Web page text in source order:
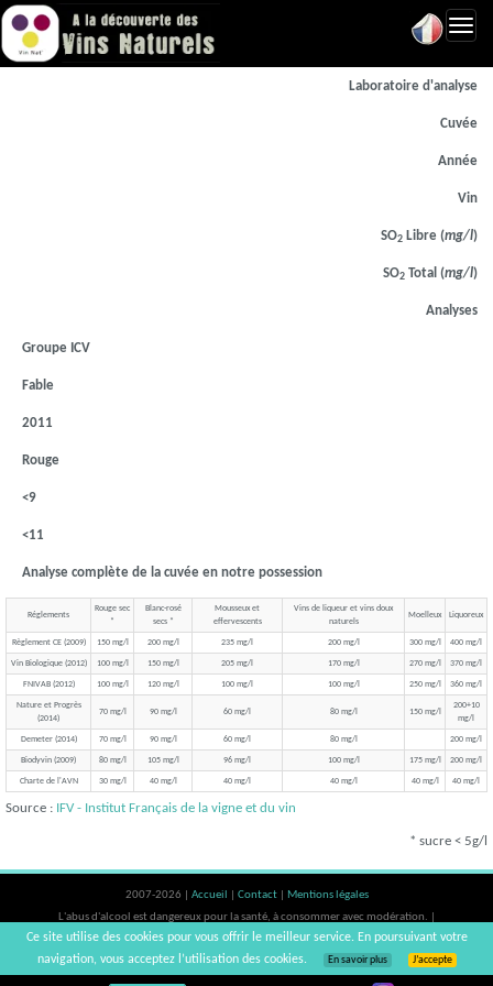
Laboratoire d'analyse
Cuvée
Année
Vin
SO2 Libre (mg/l)
SO2 Total (mg/l)
Analyses
Groupe ICV
Fable
2011
Rouge
<9
<11
Analyse complète de la cuvée en notre possession
Réglements
Rouge sec
*
Blanc-rosé
secs *
Mousseux et
effervescents
Vins de liqueur et vins doux
naturels
Moelleux Liquoreux
Règlement CE (2009) 150 mg/l 200 mg/l 235 mg/l 200 mg/l 300 mg/l 400 mg/l
Vin Biologique (2012) 100 mg/l 150 mg/l 205 mg/l 170 mg/l 270 mg/l 370 mg/l
FNIVAB (2012) 100 mg/l 120 mg/l 100 mg/l 100 mg/l 250 mg/l 360 mg/l
Nature et Progrès
(2014)
70 mg/l 90 mg/l 60 mg/l 80 mg/l 150 mg/l
200+10
mg/l
Demeter (2014) 70 mg/l 90 mg/l 60 mg/l 80 mg/l 200 mg/l
Biodyvin (2009) 80 mg/l 105 mg/l 96 mg/l 100 mg/l 175 mg/l 200 mg/l
Charte de l'AVN 30 mg/l 40 mg/l 40 mg/l 40 mg/l 40 mg/l 40 mg/l
Source : IFV - Institut Français de la vigne et du vin
* sucre < 5g/l
2007-2026 | Accueil Contact
Mentions légales
L'abus d'alcool est dangereux pour la santé, à consommer avec modération. |
vinsnaturels | v3.12
Ce site utilise des cookies pour vous offrir le meilleur service. En poursuivant votre
navigation, vous acceptez l’utilisation des cookies.
En savoir plus J’accepte